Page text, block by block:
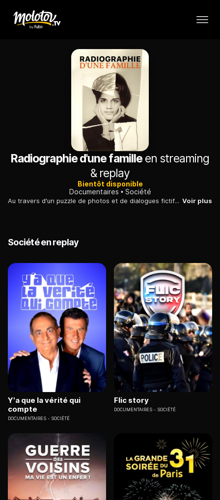
Radiographie d'une famille en streaming
& replay
Bientôt disponible
Documentaires
Société
Au travers d'un puzzle de photos et de dialogues fictifs, Firouzeh Khosrovani recompose le passé de sa famille et sonde ses déchirures, miroir des fractures de son pays, l'Iran. Voir plus
Société en replay
Y'a que la vérité qui
compte
DOCUMENTAIRES SOCIÉTÉ
Flic story
DOCUMENTAIRES SOCIÉTÉ